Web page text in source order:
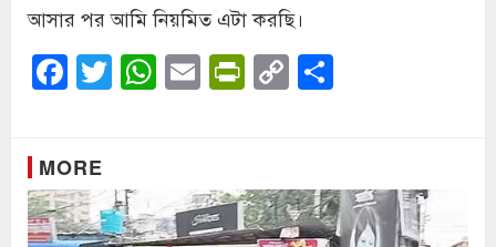
আসার পর আমি নিয়মিত এটা করছি।
Facebook
Twitter
WhatsApp
EmailPrintFriendly
Copy
Link
MORE